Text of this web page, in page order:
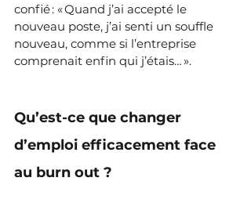
confié : « Quand j’ai accepté le
nouveau poste, j’ai senti un souffle
nouveau, comme si l’entreprise
comprenait enfin qui j’étais… ».
Qu’est-ce que changer
d’emploi efficacement face
au burn out ?